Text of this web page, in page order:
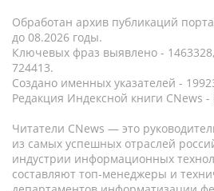
Обработан архив публикаций
до 08.2026 годы.
Ключевых фраз выявлено -
724413.
Создано именных указателей -
Редакция Индексной книги CNews -
Читатели CNews — это
из самых успешных отраслей
индустрии информационных
составляют топ-менеджеры и